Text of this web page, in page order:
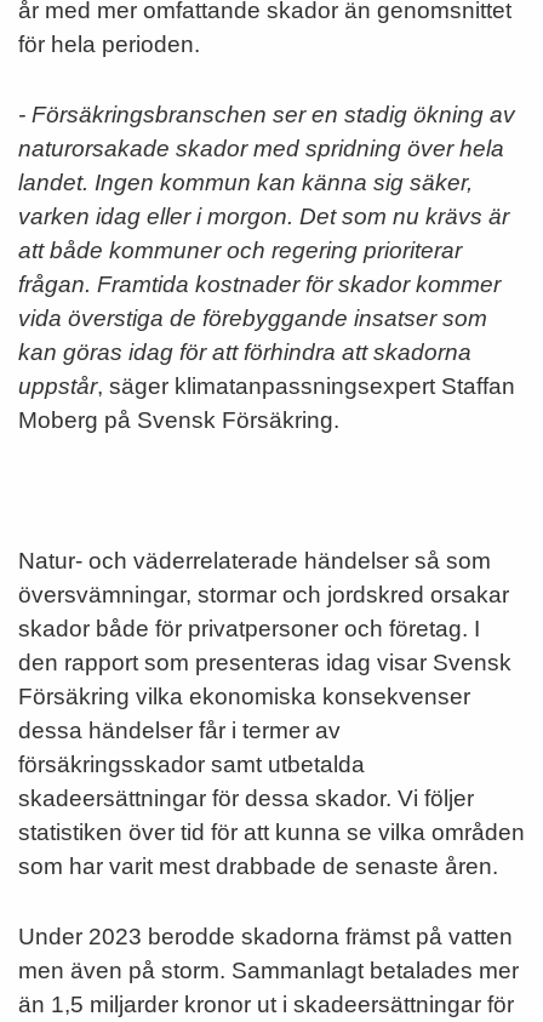
år med mer omfattande skador än genomsnittet
för hela perioden.
- Försäkringsbranschen ser en stadig ökning av
naturorsakade skador med spridning över hela
landet. Ingen kommun kan känna sig säker,
varken idag eller i morgon. Det som nu krävs är
att både kommuner och regering prioriterar
frågan. Framtida kostnader för skador kommer
vida överstiga de förebyggande insatser som
kan göras idag för att förhindra att skadorna
uppstår, säger klimatanpassningsexpert Staffan
Moberg på Svensk Försäkring.
Natur- och väderrelaterade händelser så som
översvämningar, stormar och jordskred orsakar
skador både för privatpersoner och företag. I
den rapport som presenteras idag visar Svensk
Försäkring vilka ekonomiska konsekvenser
dessa händelser får i termer av
försäkringsskador samt utbetalda
skadeersättningar för dessa skador. Vi följer
statistiken över tid för att kunna se vilka områden
som har varit mest drabbade de senaste åren.
Under 2023 berodde skadorna främst på vatten
men även på storm. Sammanlagt betalades mer
än 1,5 miljarder kronor ut i skadeersättningar för